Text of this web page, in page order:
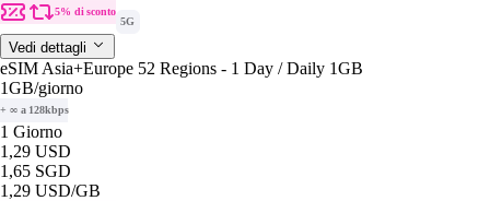
5% di sconto
5G
Vedi dettagli
eSIM Asia+Europe 52 Regions - 1 Day / Daily 1GB
1GB/giorno
+ ∞ a 128kbps
1 Giorno
1,29 USD
1,65 SGD
1,29 USD/GB